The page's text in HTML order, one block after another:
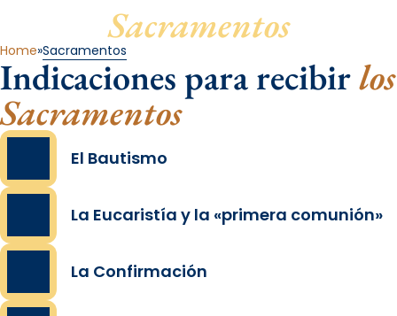
Sacramentos
Home Sacramentos
Indicaciones para recibirlos
Sacramentos
El Bautismo
La Eucaristía y la «primera comunión»
La Confirmación